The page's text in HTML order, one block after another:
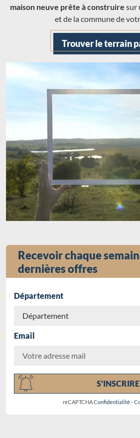
maison neuve prête à construire sur
et de la commune de
Trouver le terrain
Recevoir chaque
dernières offres
Département
Email
reCAPTCHAConfidentialité-